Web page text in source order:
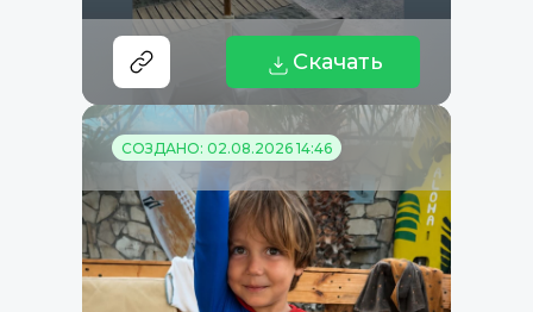
Скачать
СОЗДАНО: 02.08.2026 14:46